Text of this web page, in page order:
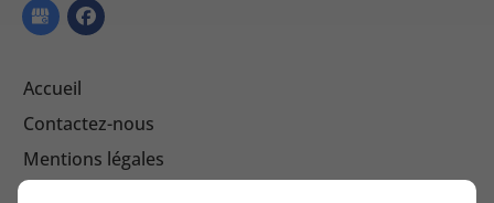
Accueil
Contactez-nous
Mentions légales